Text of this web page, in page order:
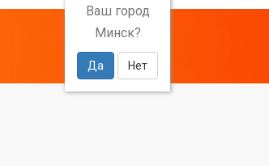
Ваш город
Минск?
Да Нет